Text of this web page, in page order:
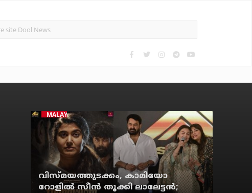
MALAYALAM CINEMA
വിസ്മയത്തുടക്കം, കാമിയോ
റോളില്‍ സീന്‍ തൂക്കി ലാലേട്ടന്‍;